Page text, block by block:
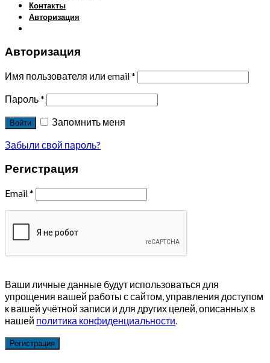
Контакты
Авторизация
Авторизация
Имя пользователя или email*
Пароль*
Войти
Запомнить меня
Забыли свой пароль?
Регистрация
Email*
Ваши личные данные будут использоваться для
упрощения вашей работы с сайтом, управления доступом
к вашей учётной записи и для других целей, описанных в
нашей политика конфиденциальности.
Регистрация